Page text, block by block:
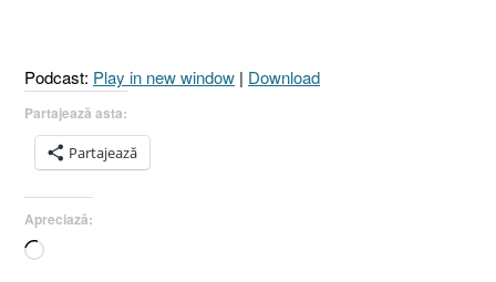
Podcast: Play in new window | Download
Partajează asta:
Partajează
Apreciază:
Încarc...